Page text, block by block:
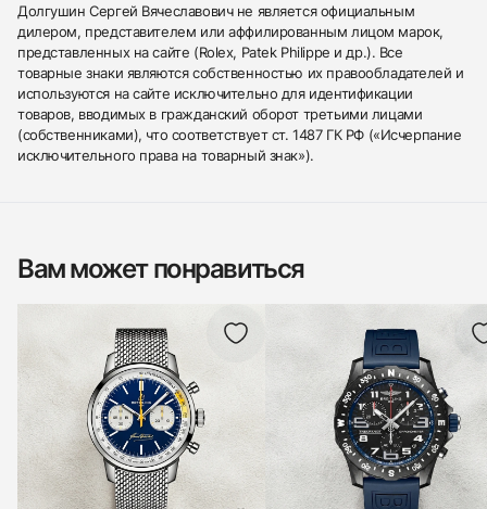
Долгушин Сергей Вячеславович не является официальным
дилером, представителем или аффилированным лицом марок,
представленных на сайте (Rolex, Patek Philippe и др.). Все
товарные знаки являются собственностью их правообладателей и
используются на сайте исключительно для идентификации
товаров, вводимых в гражданский оборот третьими лицами
(собственниками), что соответствует ст. 1487 ГК РФ («Исчерпание
исключительного права на товарный знак»).
Вам может понравиться